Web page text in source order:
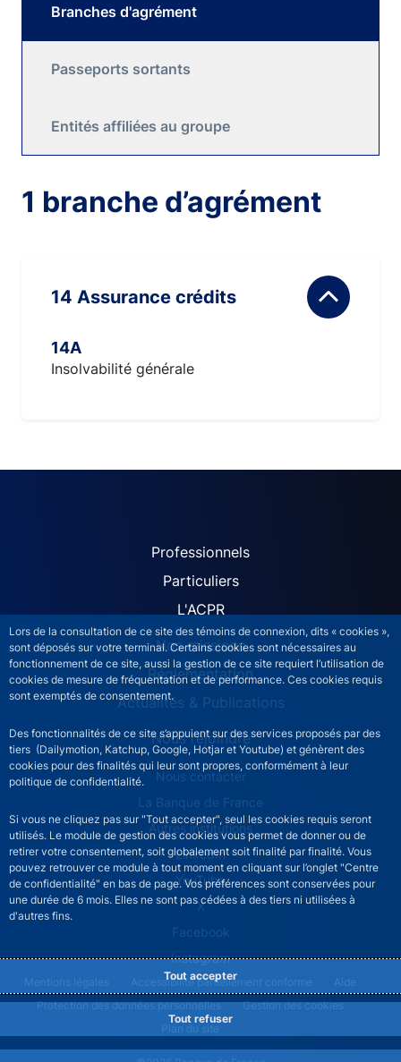
Lors de la consultation de ce site des témoins de connexion, dits « cookies »,
sont déposés sur votre terminal. Certains cookies sont nécessaires au
fonctionnement de ce site, aussi la gestion de ce site requiert l’utilisation de
cookies de mesure de fréquentation et de performance. Ces cookies requis
sont exemptés de consentement.
Des fonctionnalités de ce site s’appuient sur des services proposés par des
tiers (Dailymotion, Katchup, Google, Hotjar et Youtube) et génèrent des
cookies pour des finalités qui leur sont propres, conformément à leur
politique de confidentialité.
Si vous ne cliquez pas sur "Tout accepter", seul les cookies requis seront
utilisés. Le module de gestion des cookies vous permet de donner ou de
retirer votre consentement, soit globalement soit finalité par finalité. Vous
pouvez retrouver ce module à tout moment en cliquant sur l’onglet "Centre
de confidentialité" en bas de page. Vos préférences sont conservées pour
une durée de 6 mois. Elles ne sont pas cédées à des tiers ni utilisées à
d'autres fins.
Tout accepter
Tout refuser
Branches d'agrément
Passeports sortants
Entités affiliées au groupe
1 branche d’agrément
14 Assurance crédits
14A
Insolvabilité générale
ACPR site navigation
Professionnels
Particuliers
L'ACPR
Nos missions
Réglementation
Actualités & Publications
Nous rejoindre
ACPR footer secondary menu (French)
Nous contacter
La Banque de France
Autres institutions
LinkedIn
YouTube
X
Facebook
Instagram
ACPR footer legal notice menu
Mentions légales Accessibilité partiellement conforme
Aide
Protection des données personnelles
Gestion des cookies
Plan du site